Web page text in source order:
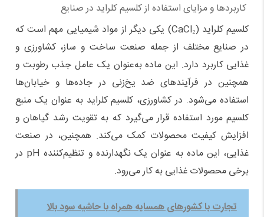
کاربردها و مزایای استفاده از کلسیم کلراید در صنایع
کلسیم کلراید (CaCl₂) یکی دیگر از مواد شیمیایی مهم است که
در صنایع مختلف از جمله صنعت ساخت و ساز، کشاورزی و
غذایی کاربرد دارد. این ماده به‌عنوان یک عامل جذب رطوبت و
همچنین در فرآیندهای ضد یخ‌زنی در جاده‌ها و خیابان‌ها
استفاده می‌شود. در کشاورزی، کلسیم کلراید به عنوان یک منبع
کلسیم مورد استفاده قرار می‌گیرد که به تقویت رشد گیاهان و
افزایش کیفیت محصولات کمک می‌کند. همچنین، در صنعت
غذایی، این ماده به عنوان یک نگهدارنده و تنظیم‌کنندهpH در
برخی محصولات غذایی به کار می‌رود.
تجارت با کشورهای همسایه همراه با حاشیه سود بالا